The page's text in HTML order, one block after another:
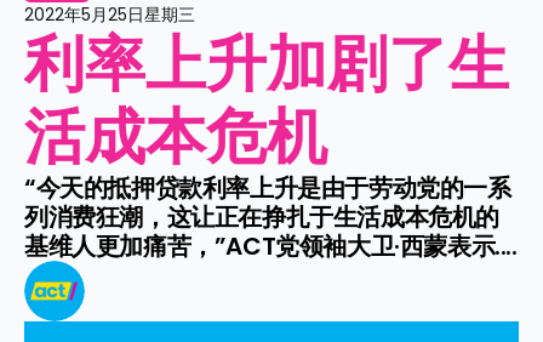
2022年5月25日星期三
利率上升加剧了生
活成本危机
“今天的抵押贷款利率上升是由于劳动党的一系
列消费狂潮，这让正在挣扎于生活成本危机的
基维人更加痛苦，”ACT党领袖大卫·西蒙表示....